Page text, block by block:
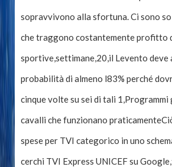
sopravvivono alla sfortuna. Ci sono
che traggono costantemente profitto
sportive,settimane,20,il Levento deve
probabilità di almeno l83% perché
cinque volte su sei di tali
cavalli che funzionano
spese per TVI categorico in uno
cerchi TVI Express UNICEF su